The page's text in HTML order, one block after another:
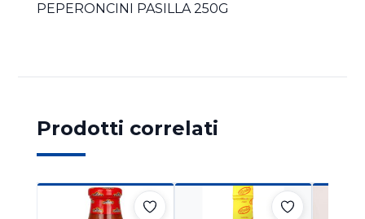
PEPERONCINI PASILLA 250G
Prodotti correlati